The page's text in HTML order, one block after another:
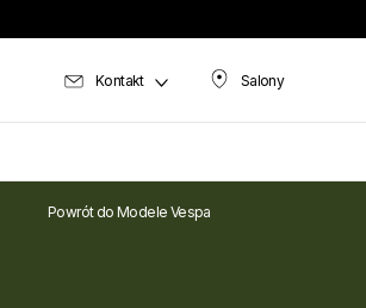
Salony
Salony
Kontakt
Powrót do Modele Vespa